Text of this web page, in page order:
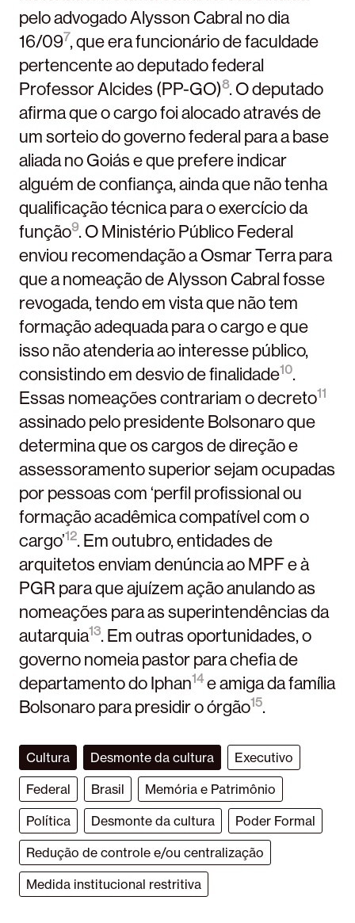
pelo advogado Alysson Cabral no dia
16/097, que era funcionário de faculdade
pertencente ao deputado federal
Professor Alcides (PP-GO)8. O deputado
afirma que o cargo foi alocado através de
um sorteio do governo federal para a base
aliada no Goiás e que prefere indicar
alguém de confiança, ainda que não tenha
qualificação técnica para o exercício da
função9. O Ministério Público Federal
enviou recomendação a Osmar Terra para
que a nomeação de Alysson Cabral fosse
revogada, tendo em vista que não tem
formação adequada para o cargo e que
isso não atenderia ao interesse público,
consistindo em desvio de finalidade10.
Essas nomeações contrariam o decreto11
assinado pelo presidente Bolsonaro que
determina que os cargos de direção e
assessoramento superior sejam ocupadas
por pessoas com ‘perfil profissional ou
formação acadêmica compatível com o
cargo’12. Em outubro, entidades de
arquitetos enviam denúncia ao MPF e à
PGR para que ajuízem ação anulando as
nomeações para as superintendências da
autarquia13. Em outras oportunidades, o
governo nomeia pastor para chefia de
departamento do Iphan14e amiga da família
Bolsonaro para presidir o órgão15.
Cultura Desmonte da cultura
Executivo
Federal
Brasil
Memória e Patrimônio
Política
Desmonte da cultura
Poder Formal
Redução de controle e/ou centralização
Medida institucional restritiva